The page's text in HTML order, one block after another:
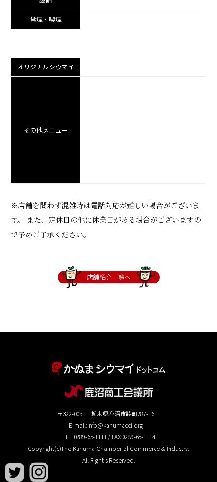
禁煙・喫煙
オリジナルシウマイ
その他メニュー
※店舗を問わず混雑時は電話対応が難しい場合がございま
す。
また、定休日の他に休業日がある場合がございますの
で予めご了承ください。
店舗紹介一覧へ
〒322-0031 栃木県鹿沼市睦町287-16
E-mail:info@kanumacci.org
TEL:0289-65-1111 / FAX:0289-65-1114
Copyright(c)The Kanuma Chamber of Commerce & Industry.
All Right s Reserved.